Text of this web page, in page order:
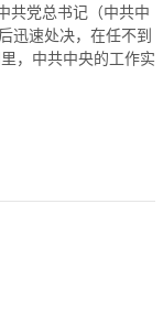
共党总书记（中共中
迅速处决，在任不到
，中共中央的工作实